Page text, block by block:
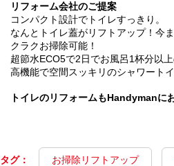
リフォーム会社のご提案
コンパクト設計でトイレすっきり。
なんとトイレ蓋がリフトアップ！今
クラクお掃除可能！
超節水ECO5で2日でお風呂1杯分以上
高機能で空間スッキリのシャワートイ
トイレのリフォームもHandymanに
タグ： お掃除リフトアップ